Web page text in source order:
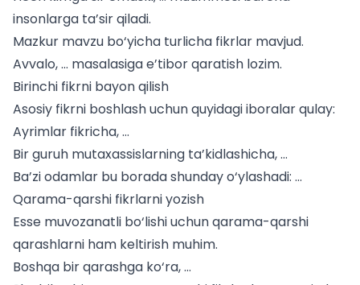
insonlarga ta’sir qiladi.
Mazkur mavzu bo‘yicha turlicha fikrlar mavjud.
Avvalo, … masalasiga e’tibor qaratish lozim.
Birinchi fikrni bayon qilish
Asosiy fikrni boshlash uchun quyidagi iboralar qulay:
Ayrimlar fikricha, …
Bir guruh mutaxassislarning ta’kidlashicha, …
Ba’zi odamlar bu borada shunday o‘ylashadi: …
Qarama-qarshi fikrlarni yozish
Esse muvozanatli bo‘lishi uchun qarama-qarshi
qarashlarni ham keltirish muhim.
Boshqa bir qarashga ko‘ra, …